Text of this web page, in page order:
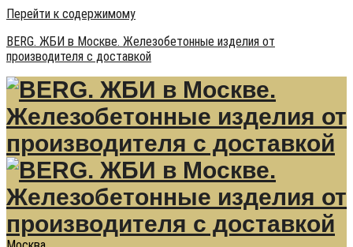
Перейти к содержимому
BERG. ЖБИ в Москве. Железобетонные изделия от
производителя с доставкой